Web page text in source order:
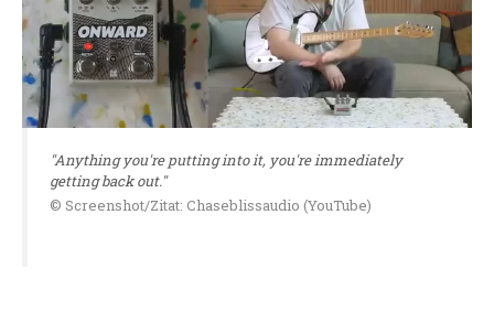
"Anything you're putting into it, you're immediately
getting back out."
© Screenshot/Zitat: Chaseblissaudio (YouTube)